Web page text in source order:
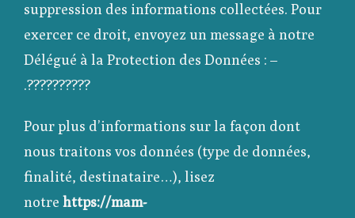
suppression des informations collectées. Pour
exercer ce droit, envoyez un message à notre
Délégué à la Protection des Données : –
.??????????
Pour plus d’informations sur la façon dont
nous traitons vos données (type de données,
finalité, destinataire…), lisez
notre https://mam-